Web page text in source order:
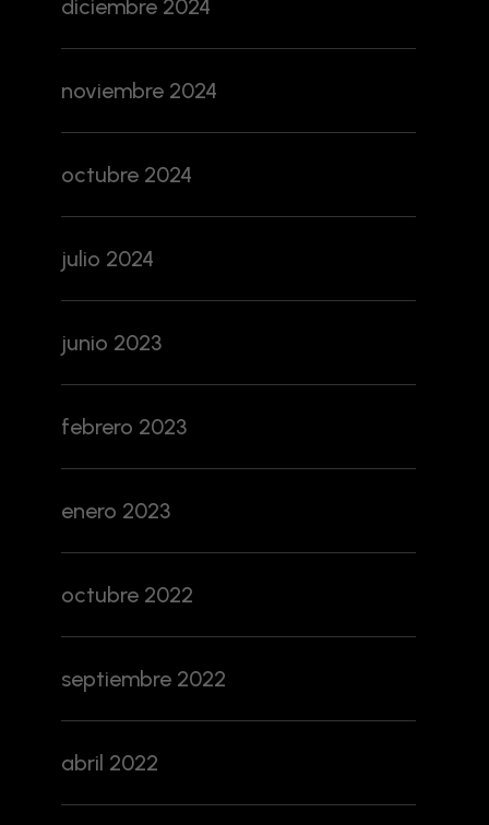
diciembre 2024
noviembre 2024
octubre 2024
julio 2024
junio 2023
febrero 2023
enero 2023
octubre 2022
septiembre 2022
abril 2022